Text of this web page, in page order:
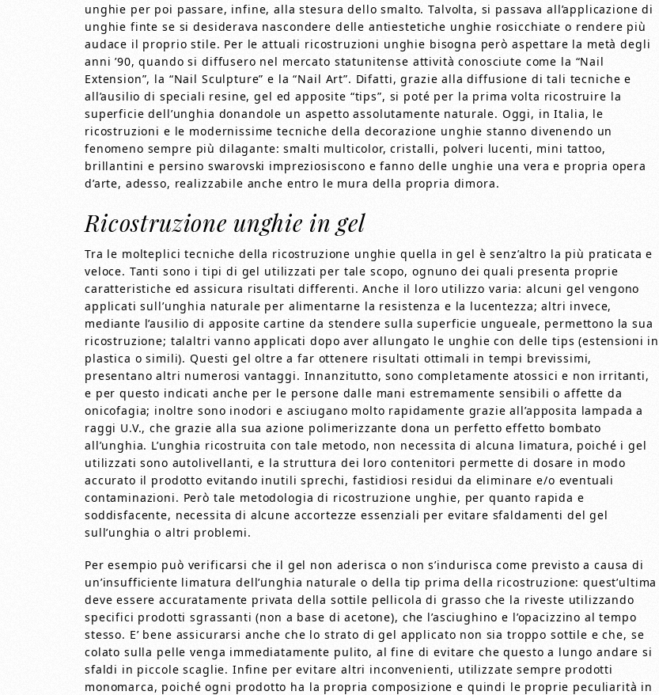
unghie per poi passare, infine, alla stesura dello smalto. Talvolta, si passava all’applicazione di
unghie finte se si desiderava nascondere delle antiestetiche unghie rosicchiate o rendere più
audace il proprio stile. Per le attuali ricostruzioni unghie bisogna però aspettare la metà degli
anni ’90, quando si diffusero nel mercato statunitense attività conosciute come la “Nail
Extension”, la “Nail Sculpture” e la “Nail Art”. Difatti, grazie alla diffusione di tali tecniche e
all’ausilio di speciali resine, gel ed apposite “tips”, si poté per la prima volta ricostruire la
superficie dell’unghia donandole un aspetto assolutamente naturale. Oggi, in Italia, le
ricostruzioni e le modernissime tecniche della decorazione unghie stanno divenendo un
fenomeno sempre più dilagante: smalti multicolor, cristalli, polveri lucenti, mini tattoo,
brillantini e persino swarovski impreziosiscono e fanno delle unghie una vera e propria opera
d’arte, adesso, realizzabile anche entro le mura della propria dimora.
Ricostruzione unghie in gel
Tra le molteplici tecniche della ricostruzione unghie quella in gel è senz’altro la più praticata e
veloce. Tanti sono i tipi di gel utilizzati per tale scopo, ognuno dei quali presenta proprie
caratteristiche ed assicura risultati differenti. Anche il loro utilizzo varia: alcuni gel vengono
applicati sull’unghia naturale per alimentarne la resistenza e la lucentezza; altri invece,
mediante l’ausilio di apposite cartine da stendere sulla superficie ungueale, permettono la sua
ricostruzione; talaltri vanno applicati dopo aver allungato le unghie con delle tips (estensioni in
plastica o simili). Questi gel oltre a far ottenere risultati ottimali in tempi brevissimi,
presentano altri numerosi vantaggi. Innanzitutto, sono completamente atossici e non irritanti,
e per questo indicati anche per le persone dalle mani estremamente sensibili o affette da
onicofagia; inoltre sono inodori e asciugano molto rapidamente grazie all’apposita lampada a
raggi U.V., che grazie alla sua azione polimerizzante dona un perfetto effetto bombato
all’unghia. L’unghia ricostruita con tale metodo, non necessita di alcuna limatura, poiché i gel
utilizzati sono autolivellanti, e la struttura dei loro contenitori permette di dosare in modo
accurato il prodotto evitando inutili sprechi, fastidiosi residui da eliminare e/o eventuali
contaminazioni. Però tale metodologia di ricostruzione unghie, per quanto rapida e
soddisfacente, necessita di alcune accortezze essenziali per evitare sfaldamenti del gel
sull’unghia o altri problemi.
Per esempio può verificarsi che il gel non aderisca o non s’indurisca come previsto a causa di
un’insufficiente limatura dell’unghia naturale o della tip prima della ricostruzione: quest’ultima
deve essere accuratamente privata della sottile pellicola di grasso che la riveste utilizzando
specifici prodotti sgrassanti (non a base di acetone), che l’asciughino e l’opacizzino al tempo
stesso. E’ bene assicurarsi anche che lo strato di gel applicato non sia troppo sottile e che, se
colato sulla pelle venga immediatamente pulito, al fine di evitare che questo a lungo andare si
sfaldi in piccole scaglie. Infine per evitare altri inconvenienti, utilizzate sempre prodotti
monomarca, poiché ogni prodotto ha la propria composizione e quindi le proprie peculiarità in